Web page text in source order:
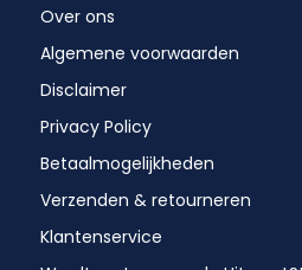
Over ons
Algemene voorwaarden
Disclaimer
Privacy Policy
Betaalmogelijkheden
Verzenden & retourneren
Klantenservice